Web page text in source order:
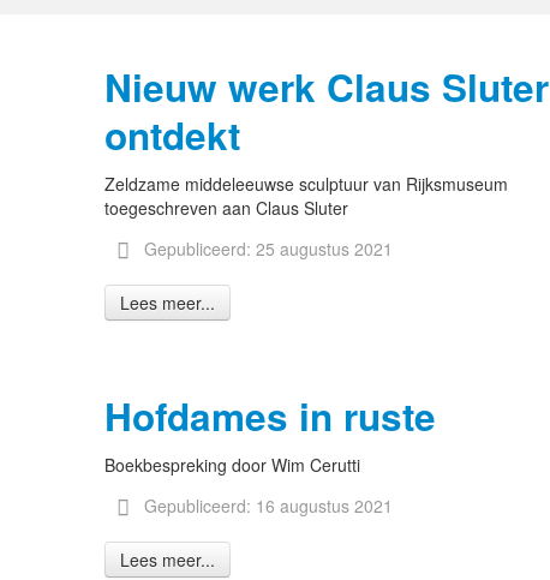
Nieuw werk Claus Sluter
ontdekt
Zeldzame middeleeuwse sculptuur van Rijksmuseum
toegeschreven aan Claus Sluter
Gepubliceerd: 25 augustus 2021
Lees meer...
Hofdames in ruste
Boekbespreking door Wim Cerutti
Gepubliceerd: 16 augustus 2021
Lees meer...